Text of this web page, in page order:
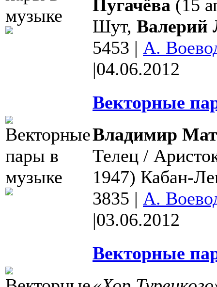
Пугачёва (15
Шут, Валерий
5453 | А.
|04.06.2012
Векторные
Владимир
Телец /
1947) Кабан-
3835 | А.
|03.06.2012
Векторные